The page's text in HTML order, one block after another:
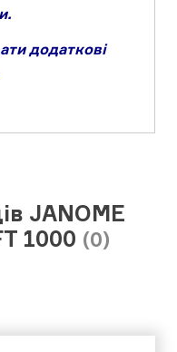
додаткові
JANOME
1000 (0)